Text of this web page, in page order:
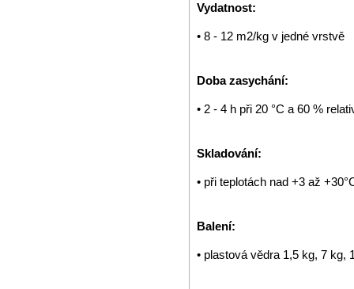
Vydatnost:
• 8 - 12 m2/kg v jedné vrstvě
Doba zasychání:
• 2 - 4 h při 20 °C a 60 %
Skladování:
• při teplotách nad +3 až
Balení:
• plastová vědra 1,5 kg, 7 kg,